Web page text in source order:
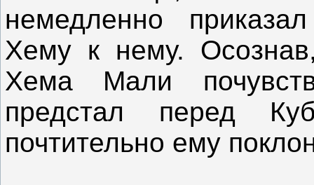
немедленно
Хему к нему.
Хема Мали
предстал перед
почтительно ему